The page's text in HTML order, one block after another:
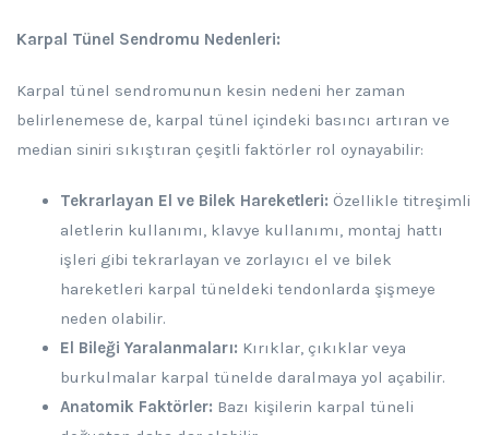
Karpal Tünel Sendromu Nedenleri:
Karpal tünel sendromunun kesin nedeni her zaman
belirlenemese de, karpal tünel içindeki basıncı artıran ve
median siniri sıkıştıran çeşitli faktörler rol oynayabilir:
Tekrarlayan El ve Bilek Hareketleri: Özellikle titreşimli
aletlerin kullanımı, klavye kullanımı, montaj hattı
işleri gibi tekrarlayan ve zorlayıcı el ve bilek
hareketleri karpal tüneldeki tendonlarda şişmeye
neden olabilir.
El Bileği Yaralanmaları: Kırıklar, çıkıklar veya
burkulmalar karpal tünelde daralmaya yol açabilir.
Anatomik Faktörler: Bazı kişilerin karpal tüneli